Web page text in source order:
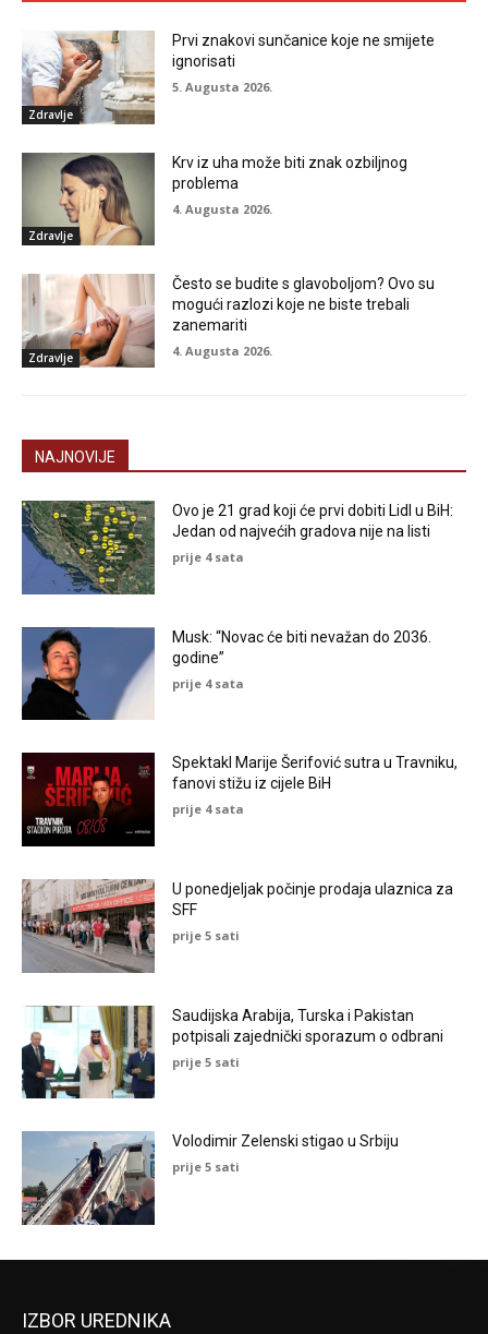
Zdravlje
Prvi znakovi sunčanice koje ne smijete
ignorisati
5. Augusta 2026.
Zdravlje
Krv iz uha može biti znak ozbiljnog
problema
4. Augusta 2026.
Zdravlje
Često se budite s glavoboljom? Ovo su
mogući razlozi koje ne biste trebali
zanemariti
4. Augusta 2026.
NAJNOVIJE
Ovo je 21 grad koji će prvi dobiti Lidl u BiH:
Jedan od najvećih gradova nije na listi
prije 4 sata
Musk: “Novac će biti nevažan do 2036.
godine”
prije 4 sata
Spektakl Marije Šerifović sutra u Travniku,
fanovi stižu iz cijele BiH
prije 4 sata
U ponedjeljak počinje prodaja ulaznica za
SFF
prije 5 sati
Saudijska Arabija, Turska i Pakistan
potpisali zajednički sporazum o odbrani
prije 5 sati
Volodimir Zelenski stigao u Srbiju
prije 5 sati
IZBOR UREDNIKA